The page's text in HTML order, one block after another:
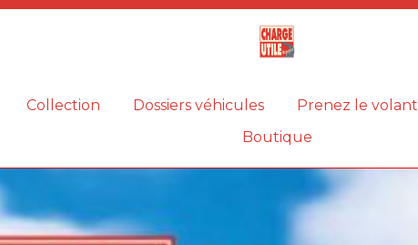
Collection Dossiers véhicules Prenez le volant
Boutique